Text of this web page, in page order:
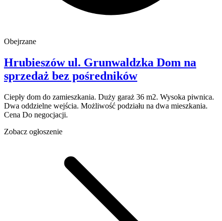
Obejrzane
Hrubieszówul. Grunwaldzka Dom na
sprzedaż bez pośredników
Ciepły dom do zamieszkania. Duży garaż 36 m2. Wysoka piwnica.
Dwa oddzielne wejścia. Możliwość podziału na dwa mieszkania.
Cena Do negocjacji.
Zobacz ogłoszenie